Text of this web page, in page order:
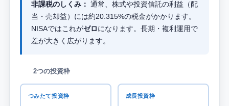
非課税のしくみ： 通常、株式や投資信託の利益（配
当・売却益）には約20.315%の税金がかかります。
NISAではこれがゼロ になります。長期・複利運用で
差が大きく広がります。
2つの投資枠
つみたて投資枠 成長投資枠